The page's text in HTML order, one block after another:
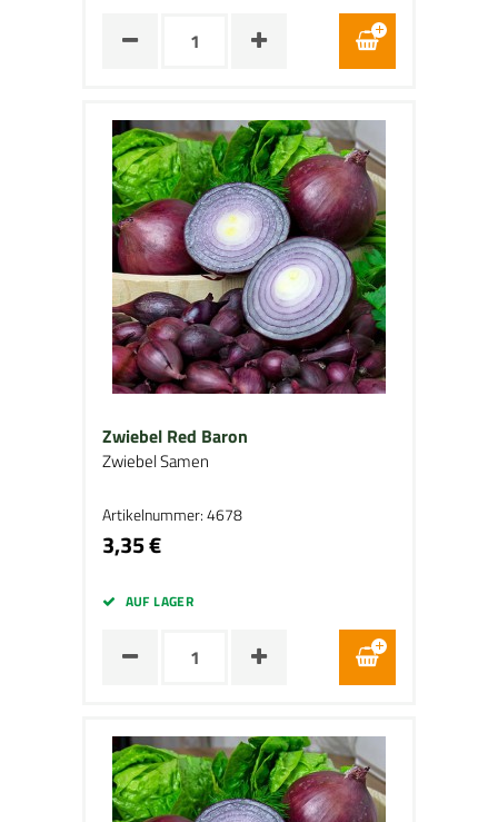
Zwiebel Red Baron
Zwiebel Samen
Artikelnummer: 4678
3,35 €
AUF LAGER